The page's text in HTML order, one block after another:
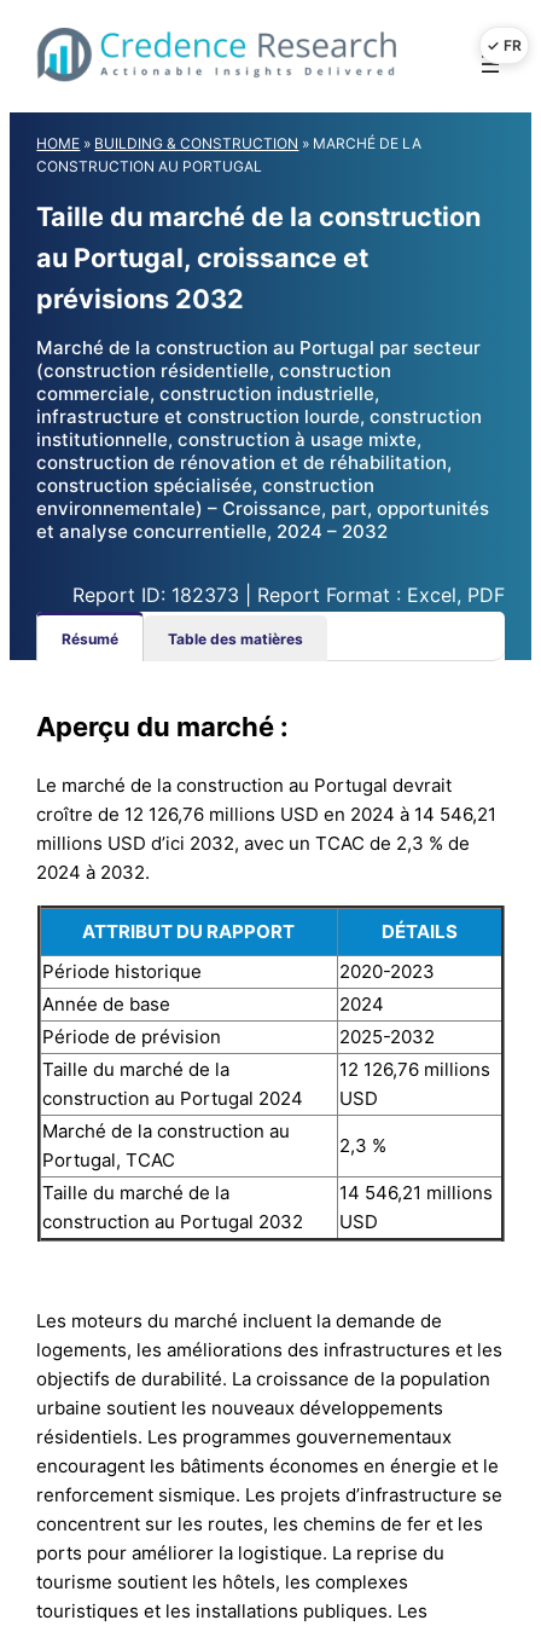
content
HOME » BUILDING & CONSTRUCTION » MARCHÉ DE LA
CONSTRUCTION AU PORTUGAL
Taille du marché de la construction
au Portugal, croissance et
prévisions 2032
Marché de la construction au Portugal par secteur
(construction résidentielle, construction
commerciale, construction industrielle,
infrastructure et construction lourde, construction
institutionnelle, construction à usage mixte,
construction de rénovation et de réhabilitation,
construction spécialisée, construction
environnementale) – Croissance, part, opportunités
et analyse concurrentielle, 2024 – 2032
Report ID: 182373 | Report Format : Excel, PDF
Résumé Table des matières
Aperçu du marché :
Le marché de la construction au Portugal devrait
croître de 12 126,76 millions USD en 2024 à 14 546,21
millions USD d’ici 2032, avec un TCAC de 2,3 % de
2024 à 2032.
ATTRIBUT DU RAPPORT
DÉTAILS
Période historique
2020-2023
Année de base
2024
Période de prévision
2025-2032
Taille du marché de la
construction au Portugal 2024
12 126,76 millions
USD
Marché de la construction au
Portugal, TCAC
2,3 %
Taille du marché de la
construction au Portugal 2032
14 546,21 millions
USD
Les moteurs du marché incluent la demande de
logements, les améliorations des infrastructures et les
objectifs de durabilité. La croissance de la population
urbaine soutient les nouveaux développements
résidentiels. Les programmes gouvernementaux
encouragent les bâtiments économes en énergie et le
renforcement sismique. Les projets d’infrastructure se
concentrent sur les routes, les chemins de fer et les
ports pour améliorer la logistique. La reprise du
tourisme soutient les hôtels, les complexes
touristiques et les installations publiques. Les